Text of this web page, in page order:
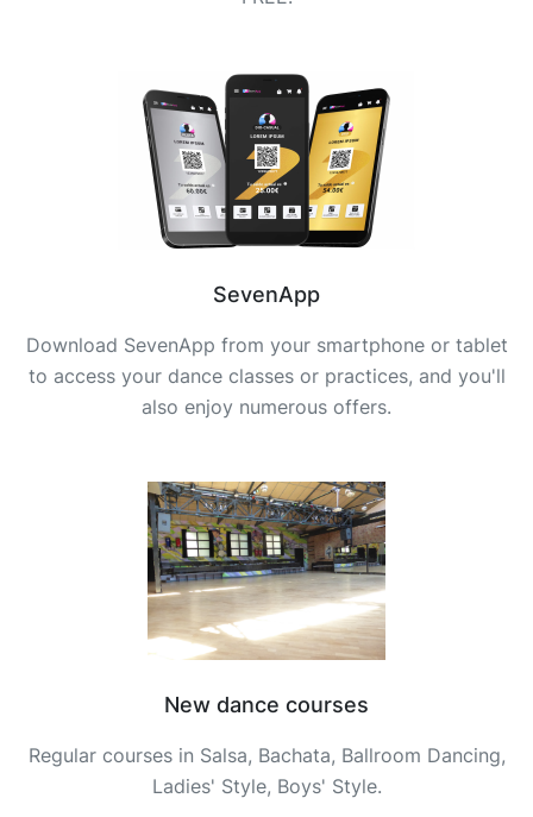
SevenApp
Download SevenApp from your smartphone or tablet
to access your dance classes or practices, and you'll
also enjoy numerous offers.
New dance courses
Regular courses in Salsa, Bachata, Ballroom Dancing,
Ladies' Style, Boys' Style.